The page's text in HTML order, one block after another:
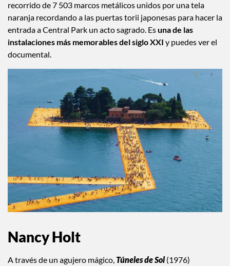
recorrido de 7 503 marcos metálicos unidos por una tela
naranja recordando a las puertas torii japonesas para hacer la
entrada a Central Park un acto sagrado. Esuna de las
instalaciones más memorables del siglo XXI y puedes ver el
documental.
Nancy Holt
A través de un agujero mágico, Túneles de Sol (1976)